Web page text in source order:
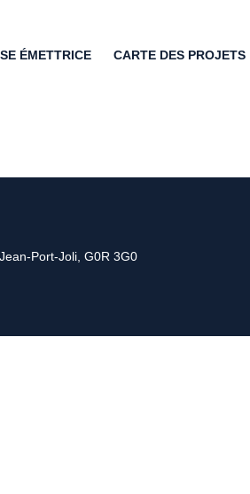
ÉMETTRICE CARTE DES PROJETS
Port-Joli, G0R 3G0